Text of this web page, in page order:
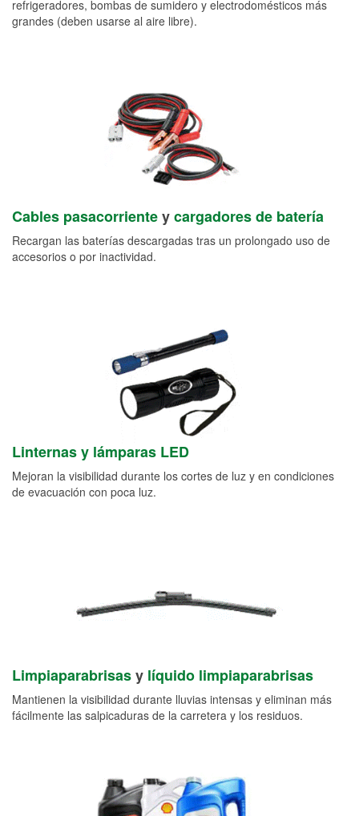
refrigeradores, bombas de sumidero y electrodomésticos más
grandes (deben usarse al aire libre).
Cables pasacorrienteycargadores de batería
Recargan las baterías descargadas tras un prolongado uso de
accesorios o por inactividad.
Linternas y lámparas LED
Mejoran la visibilidad durante los cortes de luz y en condiciones
de evacuación con poca luz.
Limpiaparabrisasy líquido limpiaparabrisas
Mantienen la visibilidad durante lluvias intensas y eliminan más
fácilmente las salpicaduras de la carretera y los residuos.